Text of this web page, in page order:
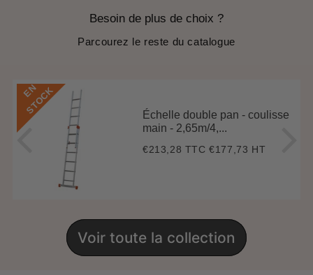
Besoin de plus de choix ?
Parcourez le reste du catalogue
E
N
S
T
O
C
K
Échelle double pan - coulisse
main - 2,65m/4,...
Prix
€213,28 TTC€213,28
€177,73 HT
Voir toute la collection